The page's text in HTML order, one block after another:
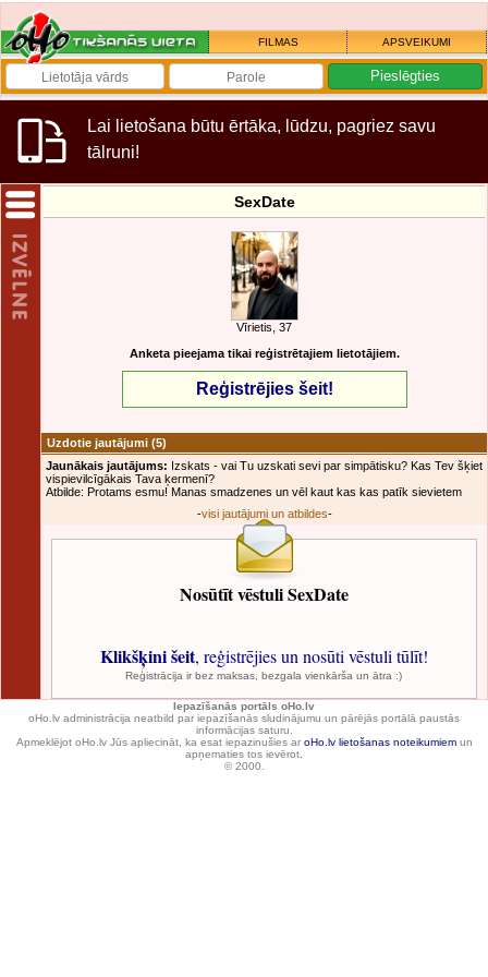
FILMAS APSVEIKUMI
Lai lietošana būtu ērtāka, lūdzu, pagriez savu
tālruni!
SexDate
Vīrietis, 37
Anketa pieejama tikai reģistrētajiem lietotājiem.
Reģistrējies šeit!
Uzdotie jautājumi (5)
Jaunākais jautājums: Izskats - vai Tu uzskati sevi par simpātisku? Kas Tev šķiet
vispievilcīgākais Tava ķermenī?
Atbilde: Protams esmu! Manas smadzenes un vēl kaut kas kas patīk sievietem
-visi jautājumi un atbildes-
Nosūtīt vēstuli SexDate
Klikšķini šeit, reģistrējies un nosūti vēstuli tūlīt!
Reģistrācija ir bez maksas, bezgala vienkārša un ātra :)
Iepazīšanās portāls oHo.lv
oHo.lv administrācija neatbild par iepazīšanās sludinājumu un pārējās portālā paustās
informācijas saturu.
Apmeklējot oHo.lv Jūs apliecināt, ka esat iepazinušies ar oHo.lv lietošanas noteikumiemun
apņematies tos ievērot.
© 2000.